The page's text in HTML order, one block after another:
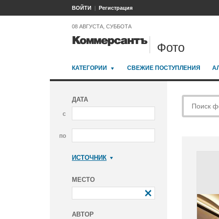
ВОЙТИ Регистрация
08 АВГУСТА, СУББОТА
Фото
КАТЕГОРИИ СВЕЖИЕ ПОСТУПЛЕНИЯ
ДАТА
с
по
ИСТОЧНИК
МЕСТО
АВТОР